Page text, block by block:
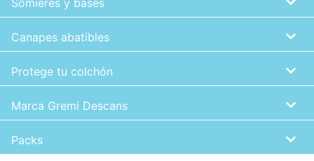
Somieres y bases
Canapes abatibles
Protege tu colchón
Marca Gremi Descans
Packs